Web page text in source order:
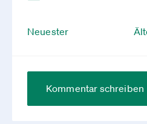
Neuester
Kommentar schreiben